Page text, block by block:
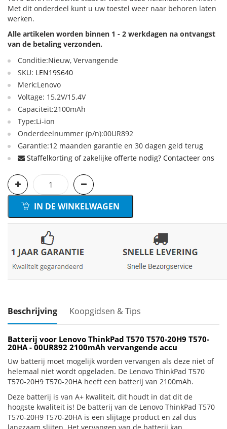
Met dit onderdeel kunt u uw toestel weer naar behoren laten
werken.
Alle artikelen worden binnen 1 - 2 werkdagen na ontvangst
van de betaling verzonden.
Conditie:Nieuw, Vervangende
SKU: LEN19S640
Merk:Lenovo
Voltage: 15.2V/15.4V
Capaciteit:2100mAh
Type:Li-ion
Onderdeelnummer (p/n):00UR892
Garantie:12 maanden garantie en 30 dagen geld terug
Staffelkorting of zakelijke offerte nodig? Contacteer ons
IN DE WINKELWAGEN
Beschrijving Koopgidsen & Tips
Batterij voor Lenovo ThinkPad T570 T570-20H9 T570-
20HA - 00UR892 2100mAh vervangende accu
Uw batterij moet mogelijk worden vervangen als deze niet of
helemaal niet wordt opgeladen. De Lenovo ThinkPad T570
T570-20H9 T570-20HA heeft een batterij van 2100mAh.
Deze batterij is van A+ kwaliteit, dit houdt in dat dit de
hoogste kwaliteit is! De batterij van de Lenovo ThinkPad T570
T570-20H9 T570-20HA is een slijtage product en zal dus